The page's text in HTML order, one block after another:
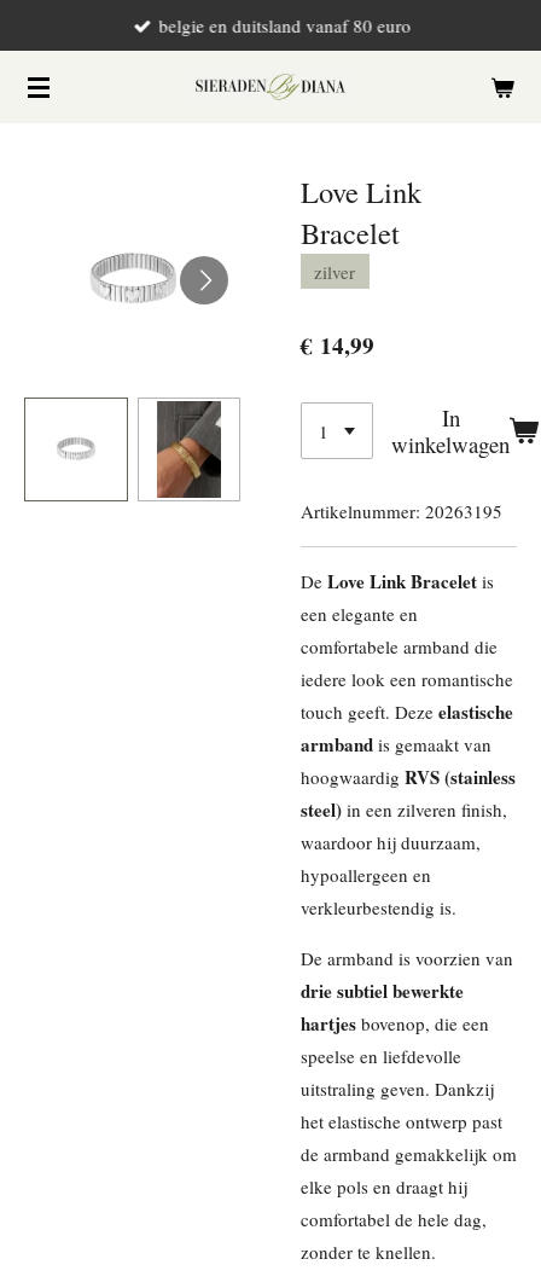
naar
belgie en duitsland vanaf 80 euro
Love Link
Bracelet
zilver
€ 14,99
In
winkelwagen
Artikelnummer: 20263195
De Love Link Bracelet is
een elegante en
comfortabele armband die
iedere look een romantische
touch geeft. Deze elastische
armband is gemaakt van
hoogwaardig RVS (stainless
steel) in een zilveren finish,
waardoor hij duurzaam,
hypoallergeen en
verkleurbestendig is.
De armband is voorzien van
drie subtiel bewerkte
hartjes bovenop, die een
speelse en liefdevolle
uitstraling geven. Dankzij
het elastische ontwerp past
de armband gemakkelijk om
elke pols en draagt hij
comfortabel de hele dag,
zonder te knellen.